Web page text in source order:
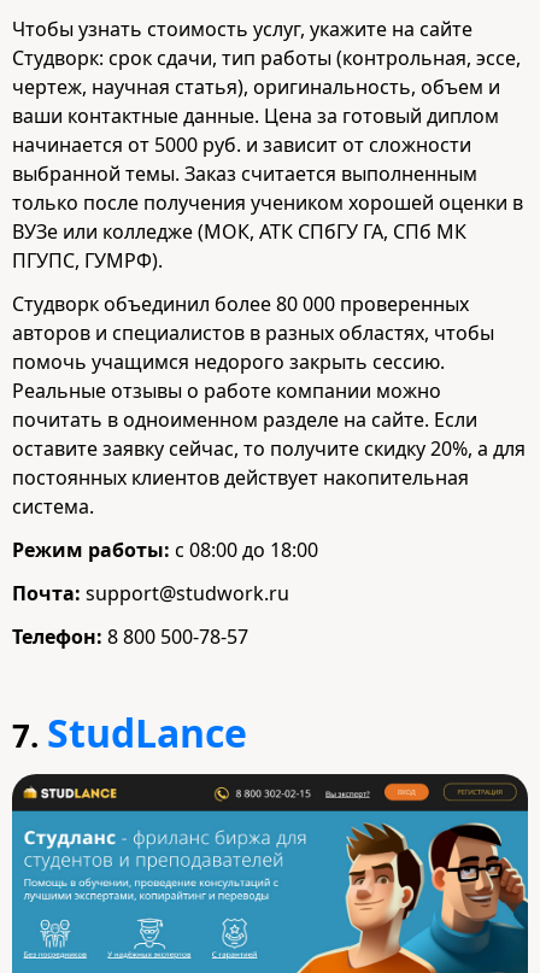
Чтобы узнать стоимость услуг, укажите на сайте
Студворк: срок сдачи, тип работы (контрольная, эссе,
чертеж, научная статья), оригинальность, объем и
ваши контактные данные. Цена за готовый диплом
начинается от 5000 руб. и зависит от сложности
выбранной темы. Заказ считается выполненным
только после получения учеником хорошей оценки в
ВУЗе или колледже (МОК, АТК СПбГУ ГА, СПб МК
ПГУПС, ГУМРФ).
Студворк объединил более 80 000 проверенных
авторов и специалистов в разных областях, чтобы
помочь учащимся недорого закрыть сессию.
Реальные отзывы о работе компании можно
почитать в одноименном разделе на сайте. Если
оставите заявку сейчас, то получите скидку 20%, а для
постоянных клиентов действует накопительная
система.
Режим работы: с 08:00 до 18:00
Почта: support@studwork.ru
Телефон: 8 800 500-78-57
7. StudLance